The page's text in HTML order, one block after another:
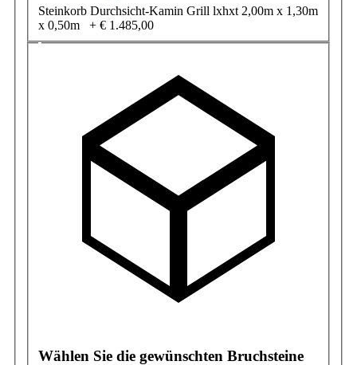
Steinkorb Durchsicht-Kamin Grill lxhxt 2,00m x 1,30m
x 0,50m
+ € 1.485,00
Wählen Sie die gewünschten Bruchsteine